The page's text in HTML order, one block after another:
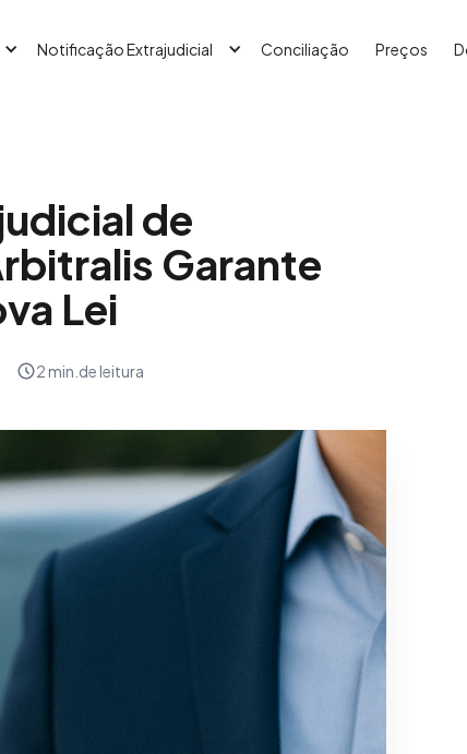
Notificação Extrajudicial Conciliação Preços
de
Garante
Lei
2 min. de leitura